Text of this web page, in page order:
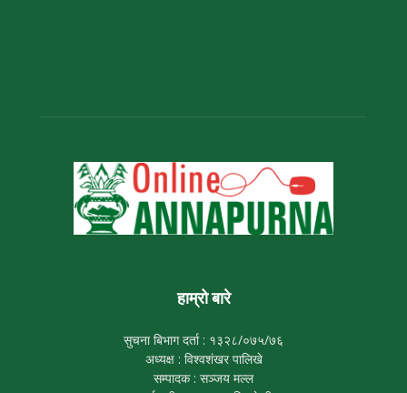
हाम्रो बारे
सुचना बिभाग दर्ता : १३२८/०७५/७६
अध्यक्ष : विश्वशंखर पालिखे
सम्पादक : सञ्जय मल्ल